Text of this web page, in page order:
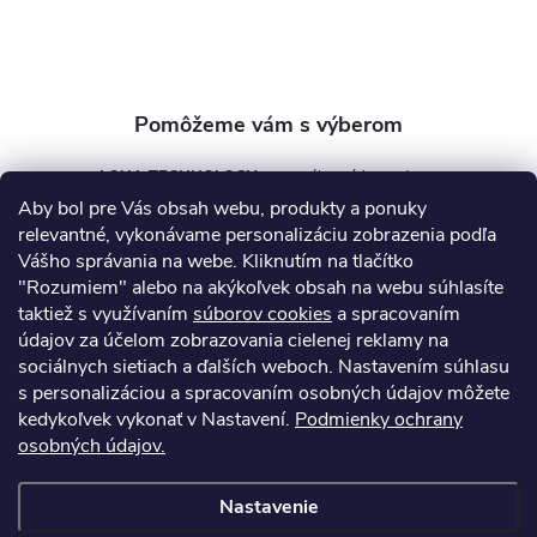
Aby bol pre Vás obsah webu, produkty a ponuky
relevantné, vykonávame personalizáciu zobrazenia podľa
Vášho správania na webe. Kliknutím na tlačítko
"Rozumiem" alebo na akýkoľvek obsah na webu súhlasíte
taktiež s využívaním súborov cookies a spracovaním
údajov za účelom zobrazovania cielenej reklamy na
sociálnych sietiach a ďalších weboch. Nastavením súhlasu
s personalizáciou a spracovaním osobných údajov môžete
kedykoľvek vykonať v Nastavení. Podmienky ochrany
osobných údajov.
Nastavenie
AQUA TECHNOLOGY s.r.o.
info @aquatechnology.sk
+421 911 991 394
Informácie pre vás
Kontakty Obchodné podmienky